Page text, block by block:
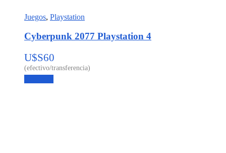
Juegos, Playstation
Cyberpunk 2077 Playstation 4
U$S60